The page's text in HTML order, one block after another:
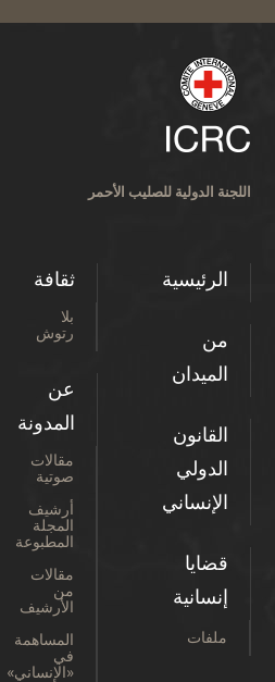
اللجنة الدولية للصليب الأحمر
الرئيسية
من
الميدان
القانون
الدولي
الإنساني
قضايا
إنسانية
ملفات
ثقافة
بلا
رتوش
عن
المدونة
مقالات
صوتية
أرشيف
المجلة
المطبوعة
مقالات
من
الأرشيف
المساهمة
في
«الإنساني»